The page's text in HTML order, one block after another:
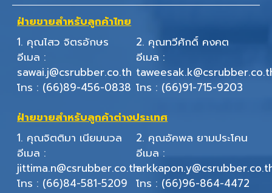
ฝ่ายขายสำหรับลูกค้าไทย
1. คุณไสว จิตรอักษร
อีเมล :
sawai.j@csrubber.co.th
โทร : (66)89-456-0838
2. คุณทวีศักดิ์ คงคต
อีเมล :
โทร : (66)91-715-9203
ฝ่ายขายสำหรับลูกค้าต่างประเทศ
1. คุณจิตติมา เนียมนวล
อีเมล :
jittima.n@csrubber.co.th
โทร : (66)84-581-5209
2. คุณอัคพล ยามประโคน
อีเมล :
โทร : (66)96-864-4472